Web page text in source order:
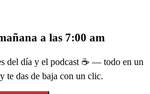
a las 7:00 am
del día y el podcast ☕ — todo en un
te das de baja con un clic.